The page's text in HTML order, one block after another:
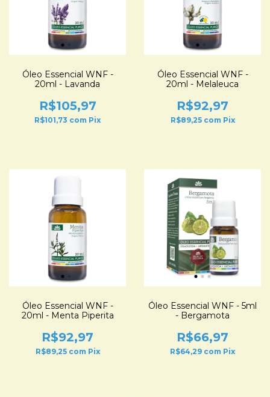
Óleo Essencial WNF -
20ml - Lavanda
R$105,97
R$101,73 com Pix
Óleo Essencial WNF -
20ml - Melaleuca
R$92,97
R$89,25 com Pix
Óleo Essencial WNF -
20ml - Menta Piperita
R$92,97
R$89,25 com Pix
Óleo Essencial WNF - 5ml
- Bergamota
R$66,97
R$64,29 com Pix